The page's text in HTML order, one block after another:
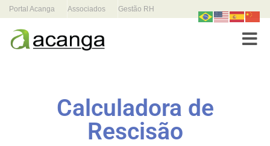
Portal Acanga Associados Gestão RH
Calculadora de
Rescisão